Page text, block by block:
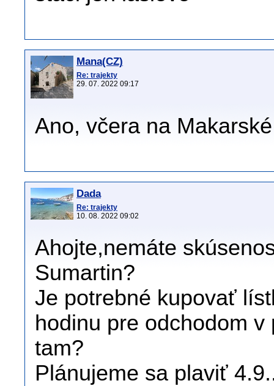
Mana(CZ)
Re: trajekty
29. 07. 2022 09:17
Ano, včera na
Dada
Re: trajekty
10. 08. 2022 09:02
Ahojte,nemáte
Sumartin?
Je potrebné kupovať
hodinu pre odchodom
tam?
Plánujeme sa plaviť